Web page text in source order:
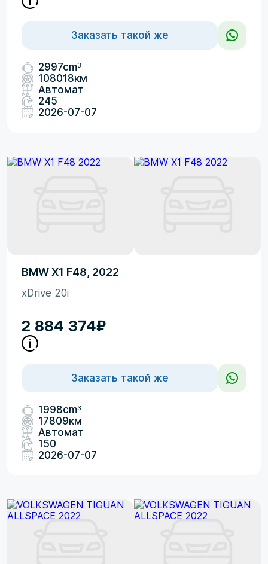
Заказать такой же
2997cm3
108018км
Автомат
245
2026-07-07
BMW X1 F48, 2022
xDrive 20i
2 884 374₽
Заказать такой же
1998cm3
17809км
Автомат
150
2026-07-07